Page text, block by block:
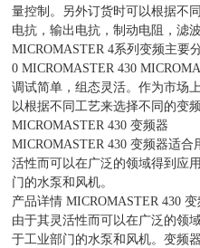
量控制。另外订货时可以根据不
电抗，输出电抗，制动电阻，滤
MICROMASTER 4系列变频主要
0 MICROMASTER 430
调试简单，组态灵活。作为市场
以根据不同工艺来选择不同的变频
MICROMASTER 430 变频器
MICROMASTER 430 变频器适
活性而可以在广泛的领域得到应
门的水泵和风机。
产品详情 MICROMASTER 430
由于其灵活性而可以在广泛的领
于工业部门的水泵和风机。变频